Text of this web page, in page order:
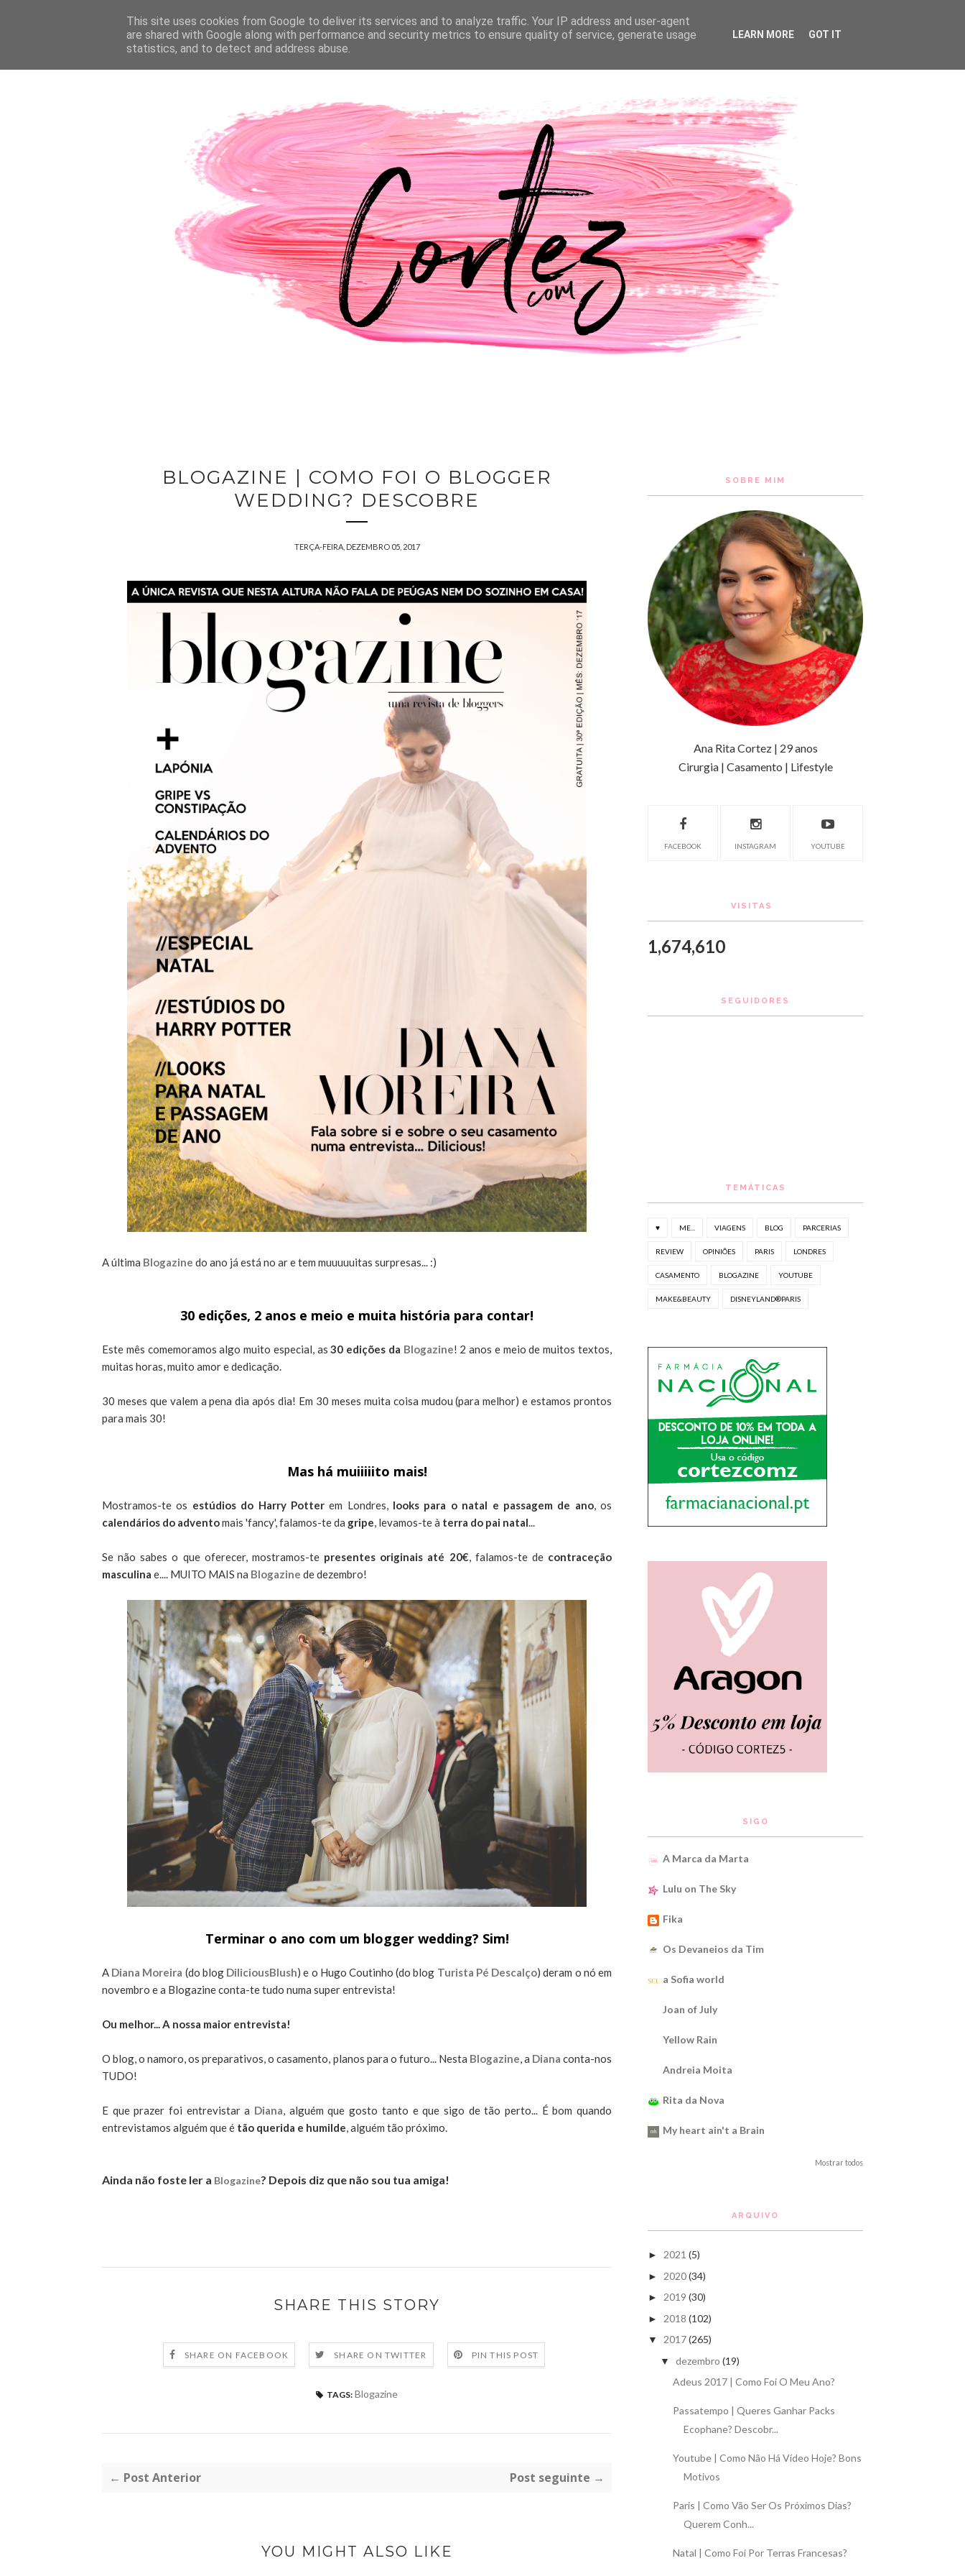
PÁGINA INICIAL SOBRE A AUTORA CONTACTOS PASSATEMPOS CASAMENTO
BLOGAZINE | COMO FOI O BLOGGER
WEDDING? DESCOBRE
TERÇA-FEIRA, DEZEMBRO 05, 2017
A última Blogazine do ano já está no ar e tem muuuuuitas surpresas... :)
30 edições, 2 anos e meio e muita história para contar!
Este mês comemoramos algo muito especial, as30 edições da Blogazine! 2 anos e meio de muitos textos,
muitas horas, muito amor e dedicação.
30 meses que valem a pena dia após dia! Em 30 meses muita coisa mudou (para melhor) e estamos prontos
para mais 30!
Mas há muiiiiito mais!
Mostramos-te os estúdios do Harry Potterem Londres, looks para o natal e passagem de ano, os
calendários do adventomais 'fancy', falamos-te da gripe, levamos-te à terra do pai natal...
Se não sabes o que oferecer, mostramos-te presentes originais até 20€, falamos-te de contraceção
masculina e.... MUITO MAIS na Blogazine de dezembro!
Terminar o ano com um blogger wedding? Sim!
A Diana Moreira (do blog DiliciousBlush) e o Hugo Coutinho (do blog Turista Pé Descalço) deram o nó em
novembro e a Blogazine conta-te tudo numa super entrevista!
Ou melhor... A nossa maior entrevista!
O blog, o namoro, os preparativos, o casamento, planos para o futuro... Nesta Blogazine , a Diana conta-nos
TUDO!
E que prazer foi entrevistar a Diana , alguém que gosto tanto e que sigo de tão perto... É bom quando
entrevistamos alguém que é tão querida e humilde , alguém tão próximo.
Ainda não foste ler a Blogazine? Depois diz que não sou tua amiga!
SHARE THIS STORY
SHARE ON FACEBOOK SHARE ON TWITTER PIN THIS POST
TAGS: Blogazine
← Post Anterior Post seguinte →
YOU MIGHT ALSO LIKE
SOBRE MIM
Ana Rita Cortez | 29 anos
Cirurgia | Casamento | Lifestyle
FACEBOOK INSTAGRAM YOUTUBE
VISITAS
1,674,610
SEGUIDORES
TEMÁTICAS
♥ ME... VIAGENS BLOG PARCERIAS
REVIEW OPINIÕES PARIS LONDRES
CASAMENTO BLOGAZINE YOUTUBE
MAKE&BEAUTY DISNEYLAND®PARIS
SIGO
A Marca da Marta
Lulu on The Sky
Fika
Os Devaneios da Tim
a Sofia world
Joan of July
Yellow Rain
Andreia Moita
Rita da Nova
My heart ain't a Brain
Mostrar todos
ARQUIVO
► 2021 (5)
► 2020(34)
► 2019 (30)
► 2018 (102)
▼ 2017(265)
▼ dezembro (19)
Adeus 2017 | Como Foi O Meu Ano?
Passatempo | Queres Ganhar Packs
Ecophane? Descobr...
Youtube | Como Não Há Vídeo Hoje? Bons
Motivos
Paris | Como Vão Ser Os Próximos Dias?
Querem Conh...
Natal | Como Foi Por Terras Francesas?
This site uses cookies from Google to deliver its services and to analyze traffic. Your IP address and user-agent
are shared with Google along with performance and security metrics to ensure quality of service, generate usage
statistics, and to detect and address abuse.
LEARN MORE GOT IT